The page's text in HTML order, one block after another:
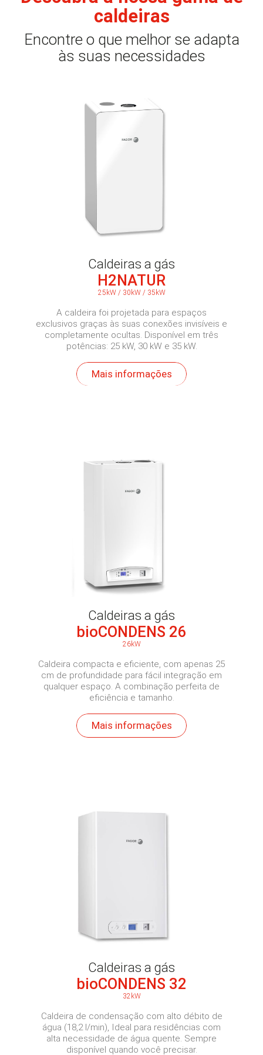
caldeiras
Encontre o que melhor se adapta
às suas necessidades
Caldeiras a gás
H2NATUR
25kW/ 30kW/ 35kW
A caldeira foi projetada para espaços
exclusivos graças às suas conexões invisíveis e
completamente ocultas. Disponível em três
potências: 25 kW, 30 kW e 35 kW.
Mais informações
Caldeiras a gás
bioCONDENS 26
26kW
Caldeira compacta e eficiente, com apenas 25
cm de profundidade para fácil integração em
qualquer espaço. A combinação perfeita de
eficiência e tamanho.
Mais informações
Caldeiras a gás
bioCONDENS 32
32kW
Caldeira de condensação com alto débito de
água (18,2 l/min), Ideal para residências com
alta necessidade de água quente. Sempre
disponível quando você precisar.